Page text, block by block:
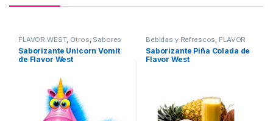
FLAVOR WEST, Otros, Sabores
surtidos Saborizantes
Saborizante Unicorn Vomit
de Flavor West
Bebidas y Refrescos, FLAVOR
WEST ,Sabor a Bebidas y
Refrescos,Saborizantes
Saborizante Piña Colada de
Flavor West